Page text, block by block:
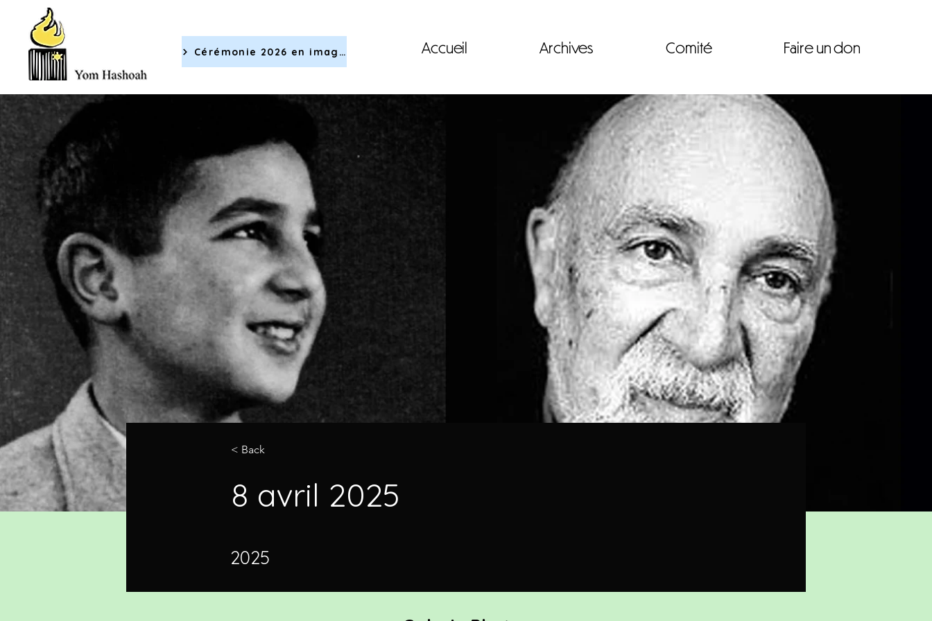
Cérémonie 2026 en images Accueil Archives Comité Faire un don
< Back
8 avril 2025
2025